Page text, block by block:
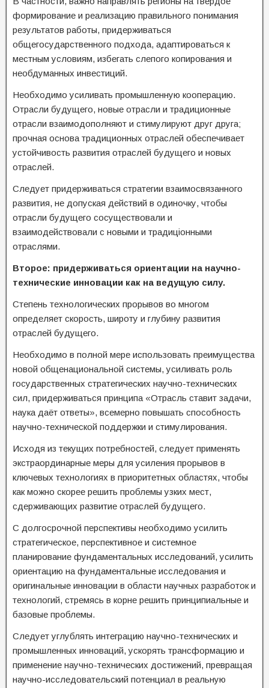
формирование и реализацию правильного понимания
результатов работы, придерживаться
общегосударственного подхода, адаптироваться к
местным условиям, избегать слепого копирования и
необдуманных инвестиций.
Необходимо усиливать промышленную кооперацию.
Отрасли будущего, новые отрасли и традиционные
отрасли взаимодополняют и стимулируют друг друга;
прочная основа традиционных отраслей обеспечивает
устойчивость развития отраслей будущего и новых
отраслей.
Следует придерживаться стратегии взаимосвязанного
развития, не допуская действий в одиночку, чтобы
отрасли будущего сосуществовали и
взаимодействовали с новыми и традиціонными
отраслями.
Второе: придерживаться ориентации на научно-
технические инновации как на ведущую силу.
Степень технологических прорывов во многом
определяет скорость, широту и глубину развития
отраслей будущего.
Необходимо в полной мере использовать преимущества
новой общенациональной системы, усиливать роль
государственных стратегических научно-технических
сил, придерживаться принципа «Отрасль ставит задачи,
наука даёт ответы», всемерно повышать способность
научно-технической поддержки и стимулирования.
Исходя из текущих потребностей, следует применять
экстраординарные меры для усиления прорывов в
ключевых технологиях в приоритетных областях, чтобы
как можно скорее решить проблемы узких мест,
сдерживающих развитие отраслей будущего.
С долгосрочной перспективы необходимо усилить
стратегическое, перспективное и системное
планирование фундаментальных исследований, усилить
ориентацию на фундаментальные исследования и
оригинальные инновации в области научных разработок и
технологий, стремясь в корне решить принципиальные и
базовые проблемы.
Следует углублять интеграцию научно-технических и
промышленных инноваций, ускорять трансформацию и
применение научно-технических достижений, превращая
научно-исследовательский потенциал в реальную